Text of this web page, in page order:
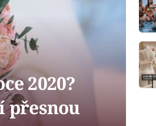
2020?
přesnou